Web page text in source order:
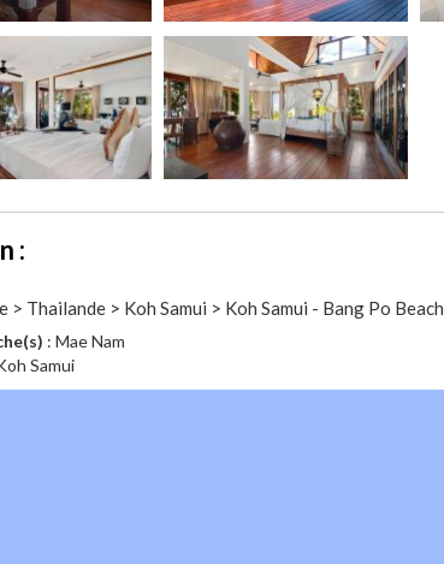
:
> Thailande > Koh Samui > Koh Samui - Bang Po Beach
: Mae Nam
Samui